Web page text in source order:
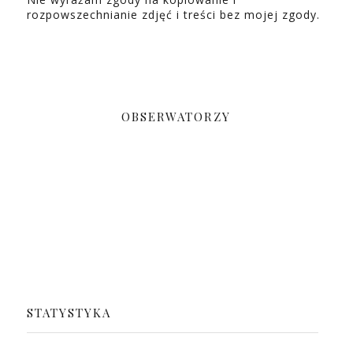
rozpowszechnianie zdjęć i treści bez mojej zgody.
OBSERWATORZY
STATYSTYKA